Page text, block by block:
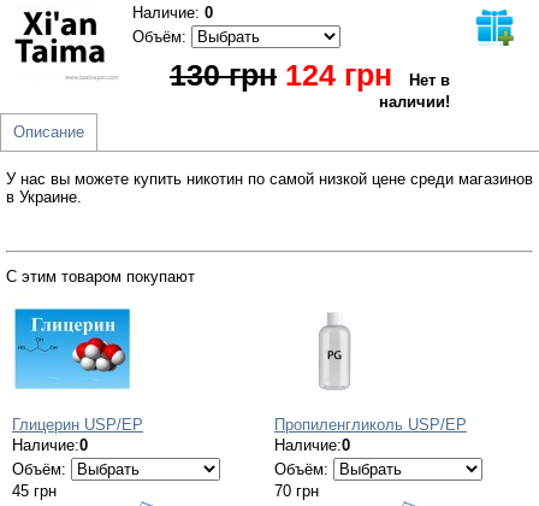
Наличие: 0
Объём:
130 грн 124 грн
Нет в
наличии!
Описание
У нас вы можете купить никотин по самой низкой цене среди магазинов
в Украине.
С этим товаром покупают
Глицерин USP/EP
Наличие:0
Объём:
45 грн
Пропиленгликоль USP/EP
Наличие:0
Объём:
70 грн